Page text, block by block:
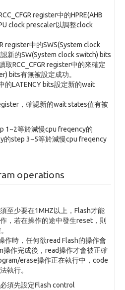
register中的HPRE(AHB
clock prescaler以調整clock
register中的SWS(System clock
新的SW(System clock switch) bits
取RCC_CFGR register中的來確定
bits有無被設定成功。
的LATENCY bits設定新的wait
，確認新的wait states值有被
1~2等於減慢cpu freqency的
的step 3~5等於減慢cpu freqency
operations
至少要在1MHZ以上，Flash才能
，若在操作的途中發生reset，則
作時，任何欲read Flash的操作會
操作完成後，read操作才會被正確
erase操作正在執行中，code
執行。
須先設定Flash control